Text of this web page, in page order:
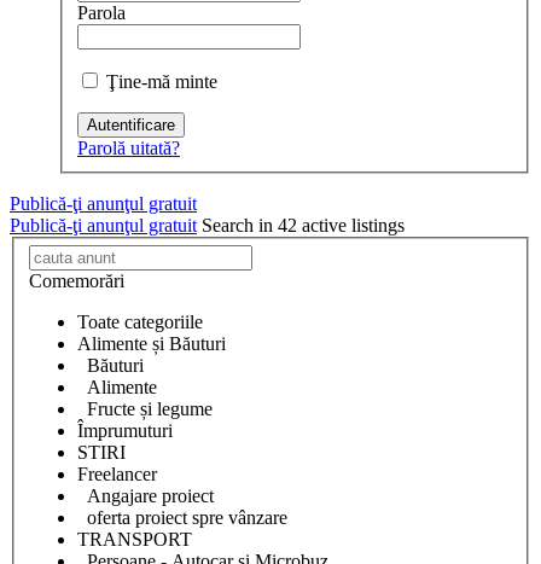
Parola
Ţine-mă minte
Autentificare
Parolă uitată?
Publică-ţi anunţul gratuit
Publică-ţi anunţul gratuit Search in 42 active listings
Comemorări
Toate categoriile
Alimente și Băuturi
Băuturi
Alimente
Fructe și legume
Împrumuturi
STIRI
Freelancer
Angajare proiect
oferta proiect spre vânzare
TRANSPORT